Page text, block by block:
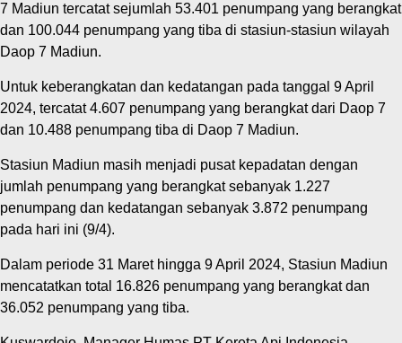
7 Madiun tercatat sejumlah 53.401 penumpang yang berangkat
dan 100.044 penumpang yang tiba di stasiun-stasiun wilayah
Daop 7 Madiun.
Untuk keberangkatan dan kedatangan pada tanggal 9 April
2024, tercatat 4.607 penumpang yang berangkat dari Daop 7
dan 10.488 penumpang tiba di Daop 7 Madiun.
Stasiun Madiun masih menjadi pusat kepadatan dengan
jumlah penumpang yang berangkat sebanyak 1.227
penumpang dan kedatangan sebanyak 3.872 penumpang
pada hari ini (9/4).
Dalam periode 31 Maret hingga 9 April 2024, Stasiun Madiun
mencatatkan total 16.826 penumpang yang berangkat dan
36.052 penumpang yang tiba.